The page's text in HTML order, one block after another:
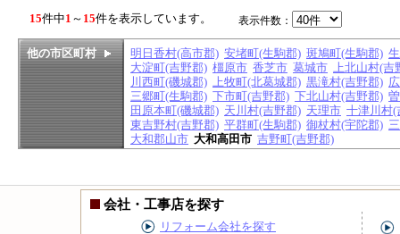
15件中1 ～ 15件を表示しています。 表示件数：
他の市区町村 明日香村(高市郡) 安堵町(生駒郡) 斑鳩町(生駒郡)
大淀町(吉野郡) 橿原市 香芝市 葛城市 上北山村(吉
川西町(磯城郡) 上牧町(北葛城郡) 黒滝村(吉野郡)
三郷町(生駒郡) 下市町(吉野郡) 下北山村(吉野郡)
田原本町(磯城郡) 天川村(吉野郡) 天理市 十津川村(
東吉野村(吉野郡) 平群町(生駒郡) 御杖村(宇陀郡)
大和郡山市 大和高田市 吉野町(吉野郡)
会社・工事店を探す
リフォーム会社を探す